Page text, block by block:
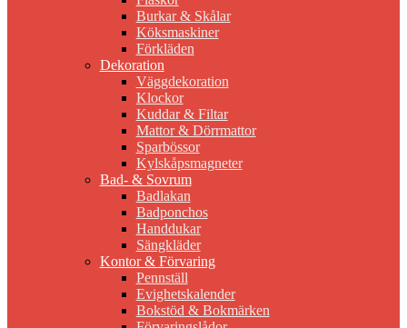
Burkar & Skålar
Köksmaskiner
Förkläden
Dekoration
Väggdekoration
Klockor
Kuddar & Filtar
Mattor & Dörrmattor
Sparbössor
Kylskåpsmagneter
Bad- & Sovrum
Badlakan
Badponchos
Handdukar
Sängkläder
Kontor & Förvaring
Pennställ
Evighetskalender
Bokstöd & Bokmärken